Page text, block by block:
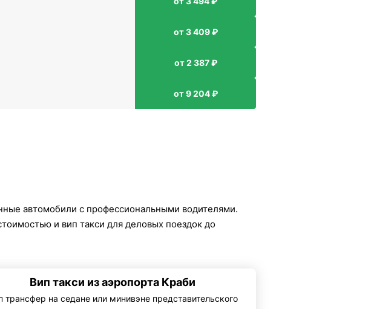
от 3 409 ₽
от 2 387 ₽
от 9 204 ₽
автомобили с профессиональными водителями.
и вип такси для деловых поездок до
Вип такси из аэропорта Краби
трансфер на седане или минивэне представительского